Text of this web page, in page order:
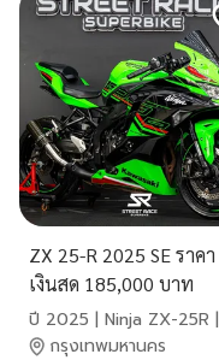
ZX 25-R 2025 SE ราคา
เงินสด 185,000 บาท
ปี 2025 | Ninja ZX-25R |
Kawasaki
กรุงเทพมหานคร